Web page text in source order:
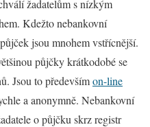
žadatelům s nízkým
Kdežto nebankovní
jsou mnohem vstřícnější.
půjčky krátkodobé se
Jsou to předevšímon-line
a anonymně. Nebankovní
o půjčku skrz registr